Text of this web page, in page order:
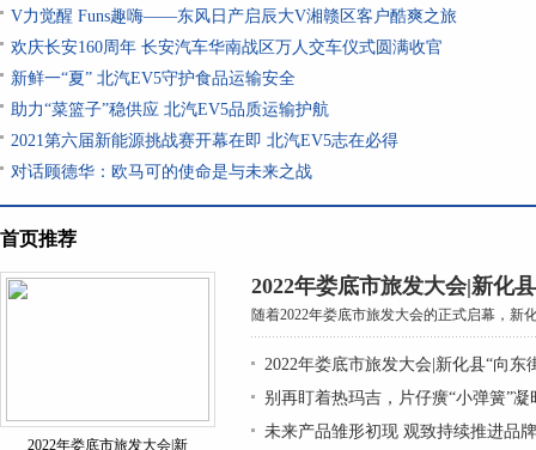
V力觉醒 Funs趣嗨——东风日产启辰大V湘赣区客户酷爽之旅
欢庆长安160周年 长安汽车华南战区万人交车仪式圆满收官
新鲜一“夏” 北汽EV5守护食品运输安全
助力“菜篮子”稳供应 北汽EV5品质运输护航
2021第六届新能源挑战赛开幕在即 北汽EV5志在必得
对话顾德华：欧马可的使命是与未来之战
首页推荐
2022年娄底市旅发大会|新
2022年娄底市旅发大会|新化
随着2022年娄底市旅发大会的正式启幕，新
2022年娄底市旅发大会|新化县“向东
别再盯着热玛吉，片仔癀“小弹簧”
未来产品雏形初现 观致持续推进品